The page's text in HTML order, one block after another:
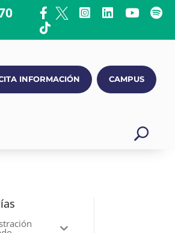
INFORMACIÓN CAMPUS